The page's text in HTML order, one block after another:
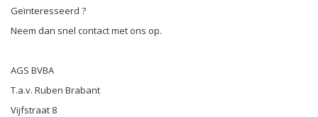
Geïnteresseerd ?
Neem dan snel contact met ons op.
AGS BVBA
T.a.v. Ruben Brabant
Vijfstraat 8